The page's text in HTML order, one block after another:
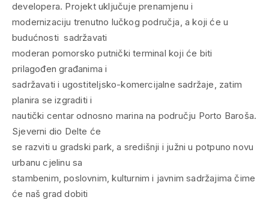
developera. Projekt uključuje prenamjenu i
modernizaciju trenutno lučkog područja, a koji će u
budućnosti sadržavati
moderan pomorsko putnički terminal koji će biti
prilagođen građanima i
sadržavati i ugostiteljsko-komercijalne sadržaje, zatim
planira se izgraditi i
nautički centar odnosno marina na području Porto Baroša.
Sjeverni dio Delte će
se razviti u gradski park, a središnji i južni u potpuno novu
urbanu cjelinu sa
stambenim, poslovnim, kulturnim i javnim sadržajima čime
će naš grad dobiti